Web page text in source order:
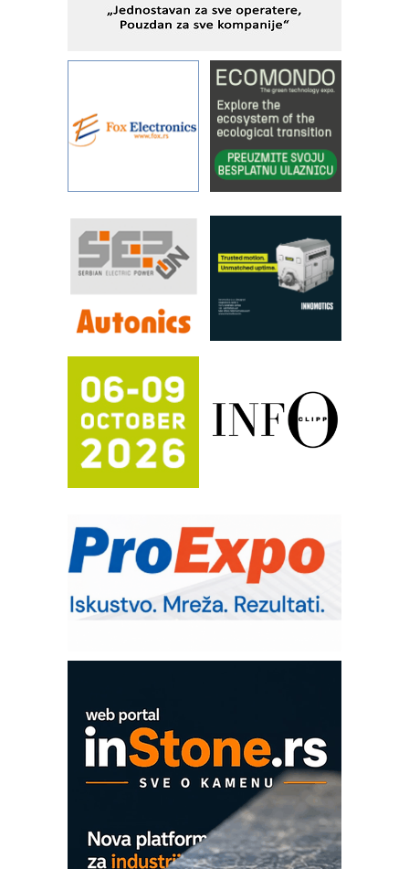
STAUFF – Komponente koje
sistema
YAMADA pumpe – japanska
pouzdanost u transferu fluida
Filtration Group Industrial – Napredna
rešenja za filtraciju u hidrauličkim i
procesnim sistemima
Art Utopia Studio – vizuelne priče
RILINEX kompanije Rittal
FANUC: Najbolje za vašu pametnu
automatizaciju
Efikasno upravljanje energijom
Automatizacija pakovanja · Display
Proizvodnja iC7 Hybrid 1500 VDC
mrežnog pretvarača sa tečnim
hlađenjem
Potpuna efikasnost bez složenih
sistema
IB BLUMENAUER - više od 40 godina
poverenja u industriji
RMQ-TITAN ADVANCED INDICATOR
– Pametna signalizacija za efikasnije
upravljanje mašinama
EVOKS Maintenance Management
ROSA i SCHUNK podižu proizvodnju
na viši nivo
Detekcija različitih oblika
MAREX - Lim i mašine za savremena